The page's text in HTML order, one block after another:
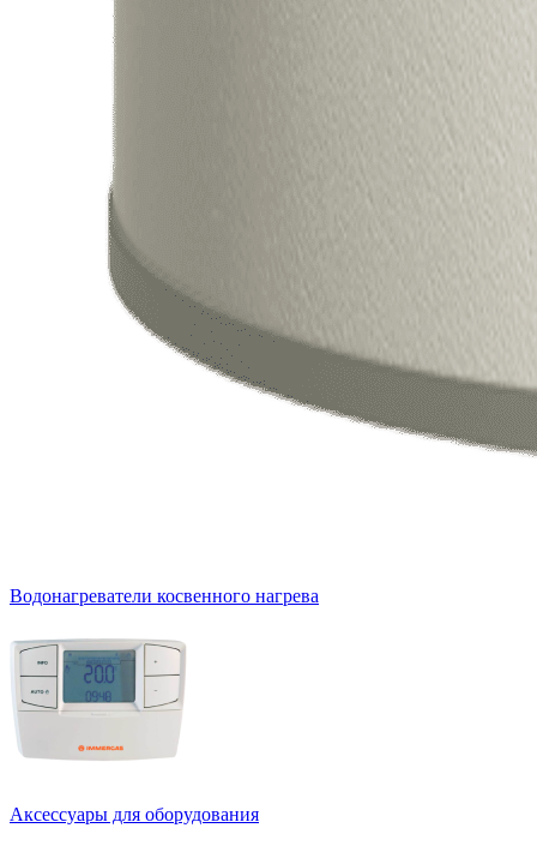
Водонагреватели косвенного нагрева
Аксессуары для оборудования